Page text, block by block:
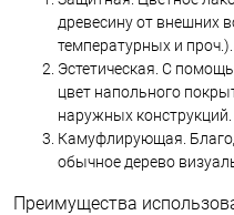
древесину от внешних
температурных и проч.).
Эстетическая. С
цвет напольного
наружных конструкций.
Камуфлирующая.
обычное дерево
Преимущества